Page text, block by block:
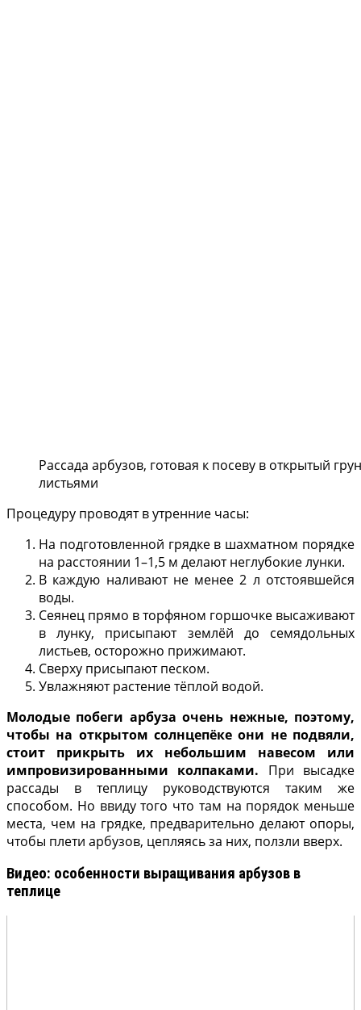
Рассада арбузов, готовая к посеву в открытый
листьями
Процедуру проводят в утренние часы:
На подготовленной грядке в шахматном порядке
на расстоянии 1–1,5 м делают неглубокие лунки.
В каждую наливают не менее 2 л отстоявшейся
воды.
Сеянец прямо в торфяном горшочке высаживают
в лунку, присыпают землёй до семядольных
листьев, осторожно прижимают.
Сверху присыпают песком.
Увлажняют растение тёплой водой.
Молодые побеги арбуза очень нежные, поэтому,
чтобы на открытом солнцепёке они не подвяли,
стоит прикрыть их небольшим навесом или
импровизированными колпаками. При высадке
рассады в теплицу руководствуются таким же
способом. Но ввиду того что там на порядок меньше
места, чем на грядке, предварительно делают опоры,
чтобы плети арбузов, цепляясь за них, ползли вверх.
Видео: особенности выращивания арбузов в
теплице